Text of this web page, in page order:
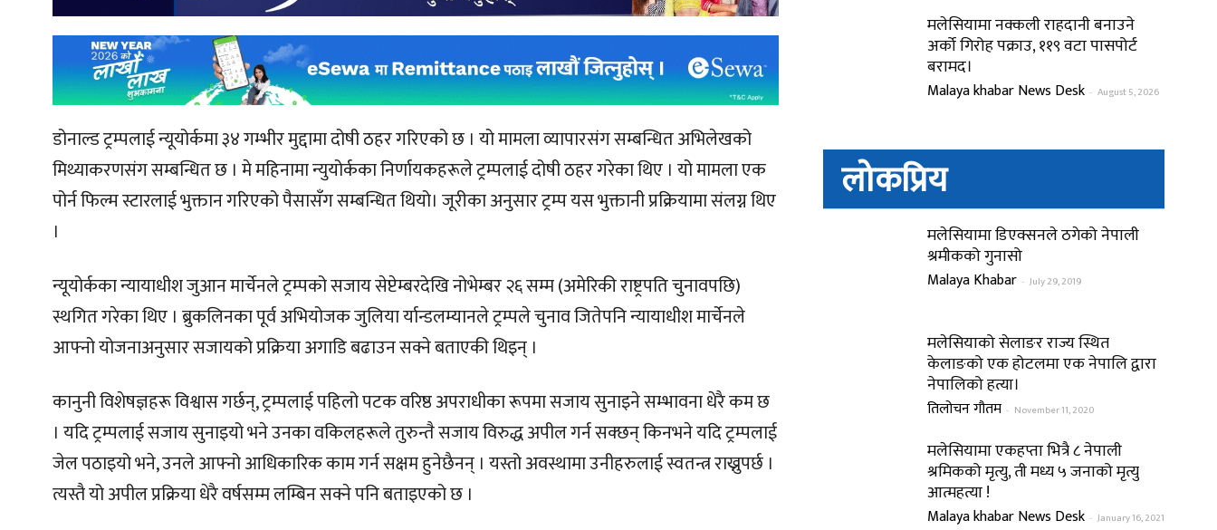
डोनाल्ड ट्रम्पलाई न्यूयोर्कमा ३४ गम्भीर मुद्दामा दोषी ठहर गरिएको छ । यो मामला व्यापारसंग सम्बन्धित अभिलेखको
मिथ्याकरणसंग सम्बन्धित छ । मे महिनामा न्युयोर्कका निर्णायकहरूले ट्रम्पलाई दोषी ठहर गरेका थिए । यो मामला एक
पोर्न फिल्म स्टारलाई भुक्तान गरिएको पैसासँग सम्बन्धित थियो। जूरीका अनुसार ट्रम्प यस भुक्तानी प्रक्रियामा संलग्न थिए
।
न्यूयोर्कका न्यायाधीश जुआन मार्चेनले ट्रम्पको सजाय सेप्टेम्बरदेखि नोभेम्बर २६ सम्म (अमेरिकी राष्ट्रपति चुनावपछि)
स्थगित गरेका थिए । ब्रुकलिनका पूर्व अभियोजक जुलिया र्यान्डलम्यानले ट्रम्पले चुनाव जितेपनि न्यायाधीश मार्चेनले
आफ्नो योजनाअनुसार सजायको प्रक्रिया अगाडि बढाउन सक्ने बताएकी थिइन् ।
कानुनी विशेषज्ञहरू विश्वास गर्छन्, ट्रम्पलाई पहिलो पटक वरिष्ठ अपराधीका रूपमा सजाय सुनाइने सम्भावना धेरै कम छ
। यदि ट्रम्पलाई सजाय सुनाइयो भने उनका वकिलहरूले तुरुन्तै सजाय विरुद्ध अपील गर्न सक्छन् किनभने यदि ट्रम्पलाई
जेल पठाइयो भने, उनले आफ्नो आधिकारिक काम गर्न सक्षम हुनेछैनन् । यस्तो अवस्थामा उनीहरुलाई स्वतन्त्र राख्नुपर्छ ।
त्यस्तै यो अपील प्रक्रिया धेरै वर्षसम्म लम्बिन सक्ने पनि बताइएको छ ।
मलेसियामा नक्कली राहदानी बनाउने
अर्को गिरोह पक्राउ, ११९ वटा पासपोर्ट
बरामद।
Malaya khabar News Desk - August 5, 2026
लोकप्रिय
मलेसियामा डिएक्सनले ठगेको नेपाली
श्रमीकको गुनासो
Malaya Khabar - July 29, 2019
मलेसियाको सेलाङर राज्य स्थित
केलाङको एक होटलमा एक नेपालि द्वारा
नेपालिको हत्या।
तिलोचन गौतम - November 11, 2020
मलेसियामा एकहप्ता भित्रै ८ नेपाली
श्रमिकको मृत्यु, ती मध्य ५ जनाको मृत्यु
आत्महत्या !
Malaya khabar News Desk - January 16, 2021